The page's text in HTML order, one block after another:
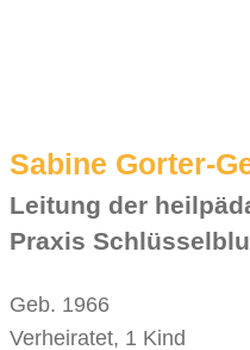
Sabine Gorter-
Leitung der
Praxis
Geb. 1966
Verheiratet, 1 Kind